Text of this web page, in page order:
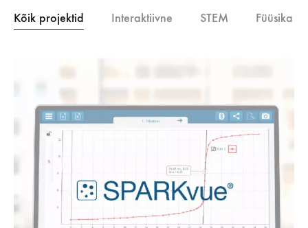
Kõik projektid Interaktiivne STEM Füüsika